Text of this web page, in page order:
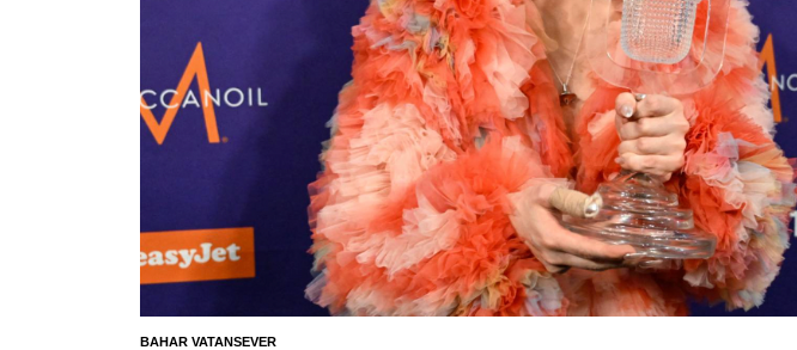
BAHAR VATANSEVER